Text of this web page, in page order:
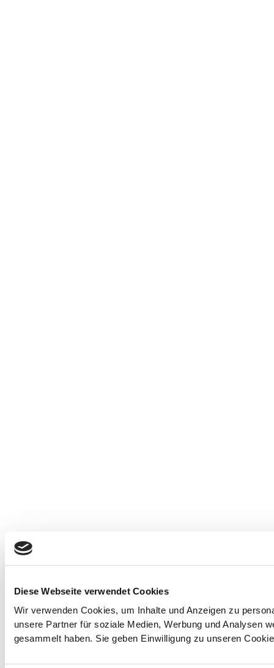
Diese Webseite verwendet Cookies
Wir verwenden Cookies, um Inhalte und Anzeigen zu
unsere Partner für soziale Medien, Werbung und Analysen
gesammelt haben. Sie geben Einwilligung zu unseren